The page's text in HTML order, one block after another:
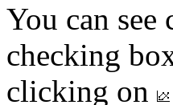
You can
checking
clicking on